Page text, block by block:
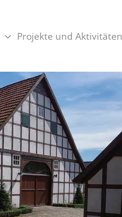
Projekte und Aktivitäten